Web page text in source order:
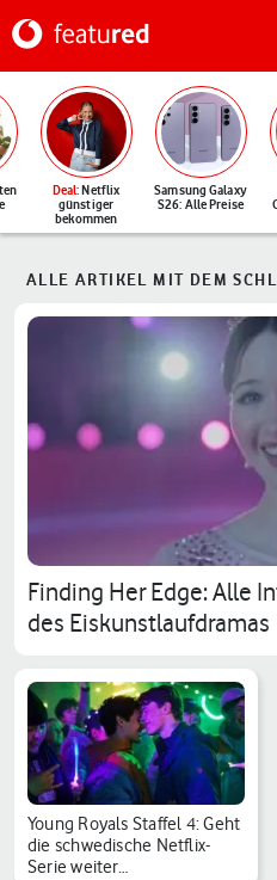
Deal: Netflix
günstiger
bekommen
Samsung Galaxy
S26: Alle Preise
ALLE ARTIKEL MIT DEM
Finding Her Edge: Alle
des Eiskunstlaufdramas
Young Royals Staffel 4: Geht
die schwedische Netflix-
Serie weiter…